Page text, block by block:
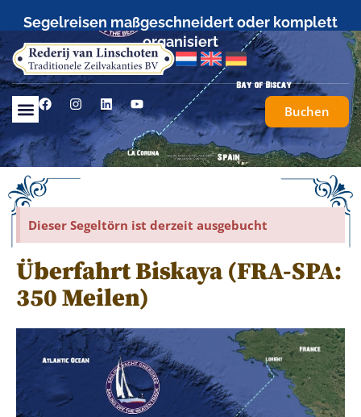
Segelreisen maßgeschneidert oder komplett
organisiert
Buchen
Dieser Segeltörn ist derzeit ausgebucht
Überfahrt Biskaya (FRA-SPA:
350 Meilen)